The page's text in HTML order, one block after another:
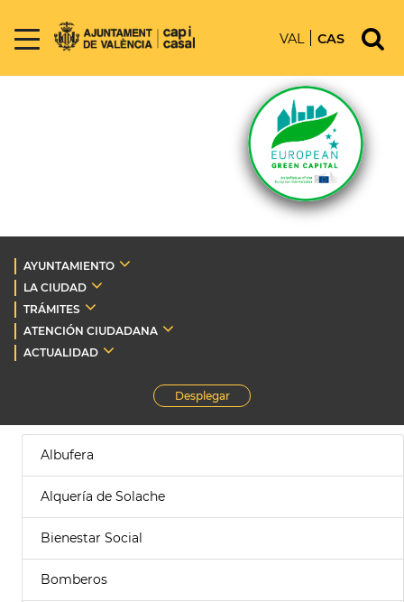
VAL CAS
AYUNTAMIENTO
LA CIUDAD
TRÁMITES
ATENCIÓN CIUDADANA
ACTUALIDAD
Desplegar
Albufera
Alquería de Solache
Bienestar Social
Bomberos